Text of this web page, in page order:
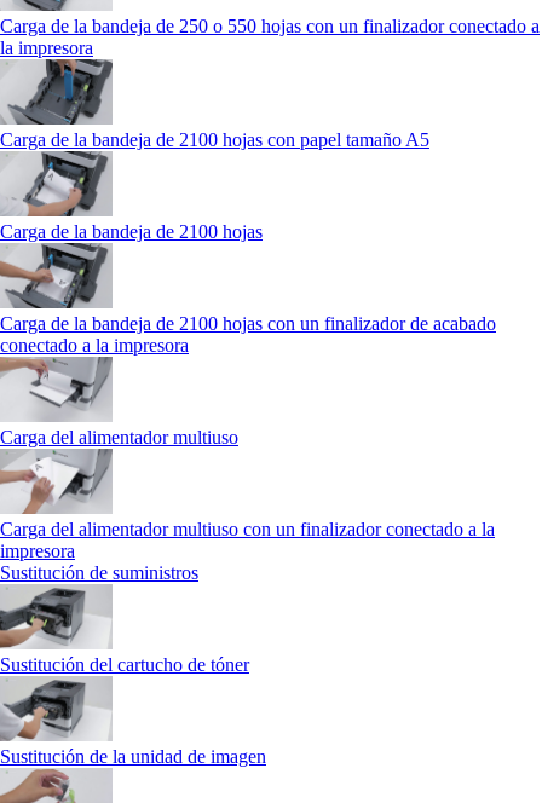
Carga de la bandeja de 250 o 550 hojas con un finalizador conectado a
la impresora
Carga de la bandeja de 2100 hojas con papel tamaño A5
Carga de la bandeja de 2100 hojas
Carga de la bandeja de 2100 hojas con un finalizador de acabado
conectado a la impresora
Carga del alimentador multiuso
Carga del alimentador multiuso con un finalizador conectado a la
impresora
Sustitución de suministros
Sustitución del cartucho de tóner
Sustitución de la unidad de imagen